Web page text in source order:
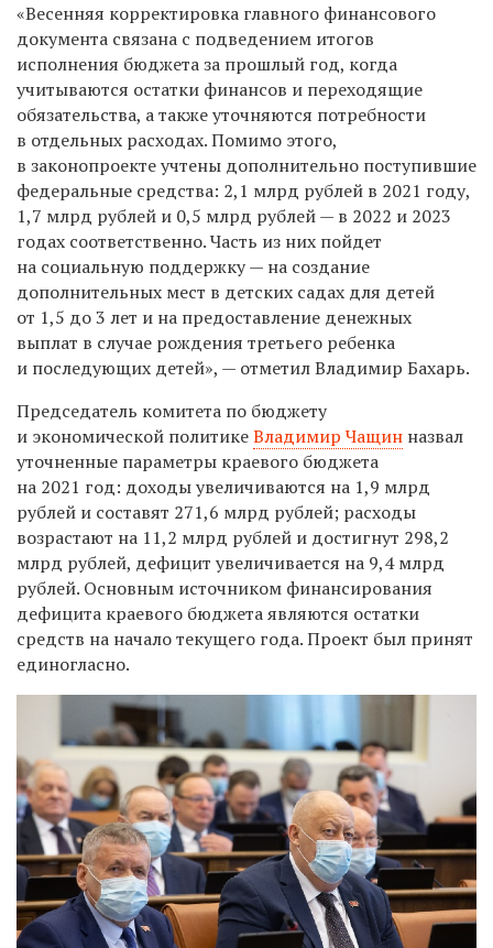
«Весенняя корректировка главного финансового
документа связана с подведением итогов
исполнения бюджета за прошлый год, когда
учитываются остатки финансов и переходящие
обязательства, а также уточняются потребности
в отдельных расходах. Помимо этого,
в законопроекте учтены дополнительно поступившие
федеральные средства: 2,1 млрд рублей в 2021 году,
1,7 млрд рублей и 0,5 млрд рублей — в 2022 и 2023
годах соответственно. Часть из них пойдет
на социальную поддержку — на создание
дополнительных мест в детских садах для детей
от 1,5 до 3 лет и на предоставление денежных
выплат в случае рождения третьего ребенка
и последующих детей», — отметил Владимир Бахарь.
Председатель комитета по бюджету
и экономической политикеВладимир Чащин назвал
уточненные параметры краевого бюджета
на 2021 год: доходы увеличиваются на 1,9 млрд
рублей и составят 271,6 млрд рублей; расходы
возрастают на 11,2 млрд рублей и достигнут 298,2
млрд рублей, дефицит увеличивается на 9,4 млрд
рублей. Основным источником финансирования
дефицита краевого бюджета являются остатки
средств на начало текущего года. Проект был принят
единогласно.